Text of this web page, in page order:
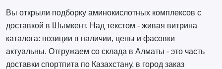
Вы открыли подборку аминокислотных комплексов с
доставкой в Шымкент. Над текстом - живая витрина
каталога: позиции в наличии, цены и фасовки
актуальны. Отгружаем со склада в Алматы - это часть
доставки спортпита по Казахстану, в город заказ